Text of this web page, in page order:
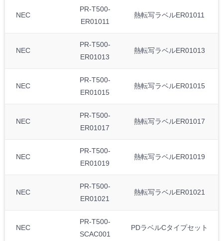
NEC
PR-T500-
ER01011
熱転写ラベルER01011
NEC
PR-T500-
ER01013
熱転写ラベルER01013
NEC
PR-T500-
ER01015
熱転写ラベルER01015
NEC
PR-T500-
ER01017
熱転写ラベルER01017
NEC
PR-T500-
ER01019
熱転写ラベルER01019
NEC
PR-T500-
ER01021
熱転写ラベルER01021
NEC
PR-T500-
SCAC001
PDラベルCタイプセット